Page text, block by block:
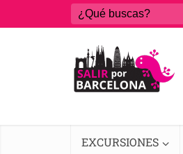
EXCURSIONES